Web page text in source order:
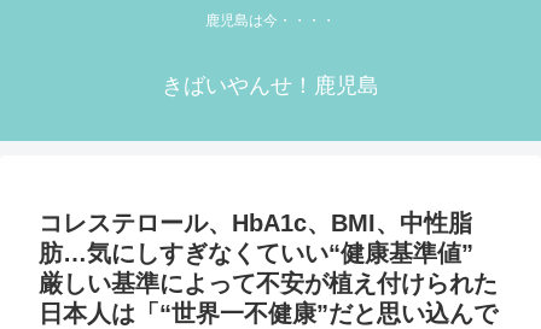
鹿児島は今・・・・
きばいやんせ！鹿児島
コレステロール、HbA1c、BMI、中性脂
肪…気にしすぎなくていい“健康基準値”
厳しい基準によって不安が植え付けられた
日本人は「“世界一不健康”だと思い込んで